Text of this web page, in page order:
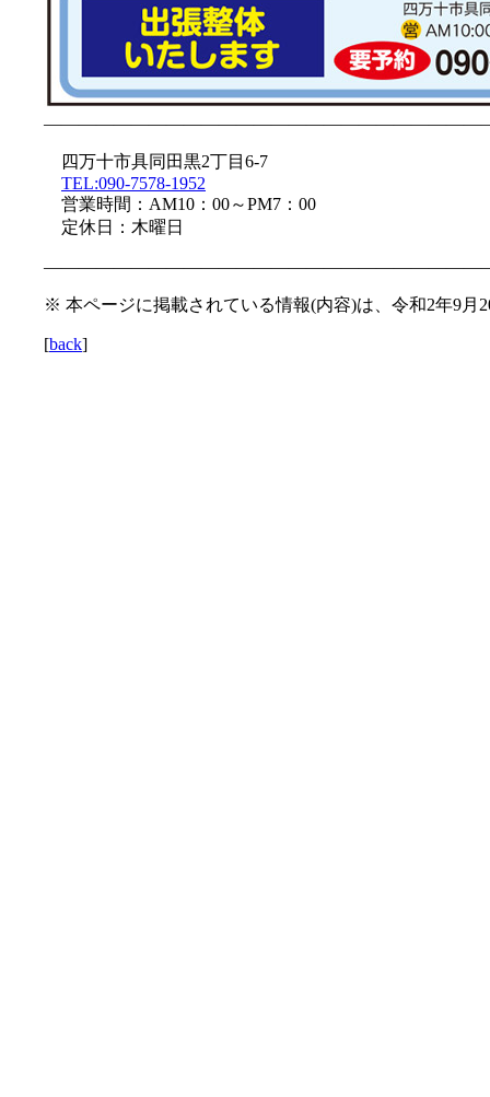
四万十市具同田黒2丁目6-7
TEL:090-7578-1952
営業時間：AM10：00～PM7：00
定休日：木曜日
※ 本ページに掲載されている情報(内容)は、令和2年9月
[back]